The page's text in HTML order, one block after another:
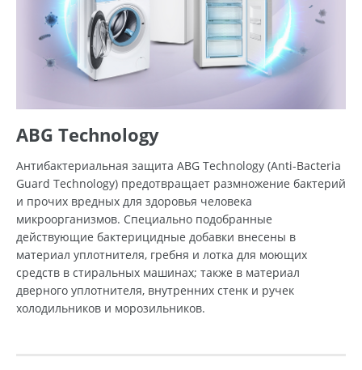
ABG Technology
Антибактериальная защита ABG Technology (Anti-Bacteria
Guard Technology) предотвращает размножение бактерий
и прочих вредных для здоровья человека
микроорганизмов. Специально подобранные
действующие бактерицидные добавки внесены в
материал уплотнителя, гребня и лотка для моющих
средств в стиральных машинах; также в материал
дверного уплотнителя, внутренних стенк и ручек
холодильников и морозильников.